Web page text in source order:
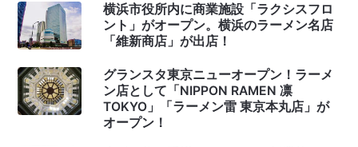
横浜市役所内に商業施設「ラクシスフロ
ント」がオープン。横浜のラーメン名店
「維新商店」が出店！
グランスタ東京ニューオープン！ラーメ
ン店として「NIPPON RAMEN 凛
TOKYO」「ラーメン雷 東京本丸店」が
オープン！